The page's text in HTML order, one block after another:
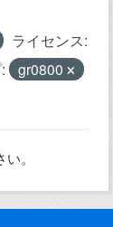
ライセンス:
gr0800
。